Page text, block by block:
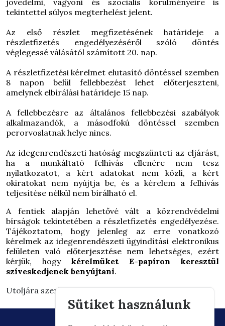
jövedelmi, vagyoni és szociális körülményeire is
tekintettel súlyos megterhelést jelent.
Az első részlet megfizetésének határideje a
részletfizetés engedélyezéséről szóló döntés
véglegessé válásától számított 20. nap.
A részletfizetési kérelmet elutasító döntéssel szemben
8 napon belül fellebbezést lehet előterjeszteni,
amelynek elbírálási határideje 15 nap.
A fellebbezésre az általános fellebbezési szabályok
alkalmazandók, a másodfokú döntéssel szemben
perorvoslatnak helye nincs.
Az idegenrendészeti hatóság megszünteti az eljárást,
ha a munkáltató felhívás ellenére nem tesz
nyilatkozatot, a kért adatokat nem közli, a kért
okiratokat nem nyújtja be, és a kérelem a felhívás
teljesítése nélkül nem bírálható el.
A fentiek alapján lehetővé vált a közrendvédelmi
bírságok tekintetében a részletfizetés engedélyezése.
Tájékoztatom, hogy jelenleg az erre vonatkozó
kérelmek az idegenrendészeti ügyindítási elektronikus
felületen való előterjesztése nem lehetséges, ezért
kérjük, hogy kérelmüket E-papíron keresztül
szíveskedjenek benyújtani.
Utoljára szerkesztve: 2026.03.03. 15:30
Sütiket használunk